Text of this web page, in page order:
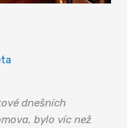
dnešních
bylo víc než